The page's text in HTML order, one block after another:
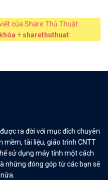
của Share Thủ Thuật
+ sharethuthuat
ra đời với mục đích chuyên
mềm, tài liệu, giáo trình CNTT
sử dụng máy tính một cách
những đóng góp từ các bạn sẽ